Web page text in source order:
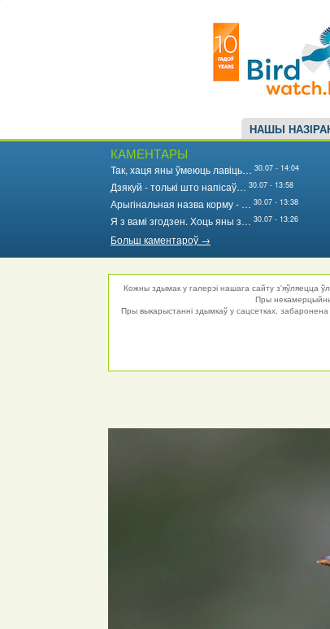
НАШЫ
КАМЕНТАРЫ
Так, хаця яны ўмеюць лавіць… 30.07 - 14:04
Дзякуй - толькі што напісаў… 30.07 - 13:58
Арыгінальная назва корму - … 30.07 - 13:38
Я з вамі згодзен. Хоць яны з… 30.07 - 13:26
Больш каментароў →
Кожны здымак у галерэі нашага сайту з'яўляецца
Пры
Пры выкарыстанні здымкаў у сацсетках,